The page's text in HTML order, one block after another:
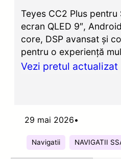
Teyes CC2 Plus pentru
ecran QLED 9″,
core, DSP avansat și
pentru o experiență
Vezi pretul actualizat
29 mai 2026•
Navigatii NAVIGATII